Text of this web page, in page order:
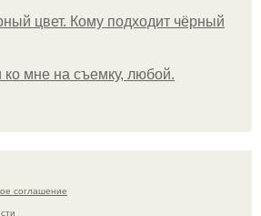
цвет. Кому подходит чёрный
мне на съемку, любой.
соглашение